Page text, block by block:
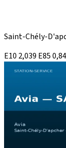
Saint-Chély-
E10 2,039 E85